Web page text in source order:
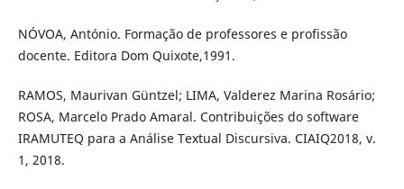
NÓVOA, António. Formação de professores e profissão
docente. Editora Dom Quixote,1991.
RAMOS, Maurivan Güntzel; LIMA, Valderez Marina Rosário;
ROSA, Marcelo Prado Amaral. Contribuições do software
IRAMUTEQ para a Análise Textual Discursiva. CIAIQ2018, v.
1, 2018.